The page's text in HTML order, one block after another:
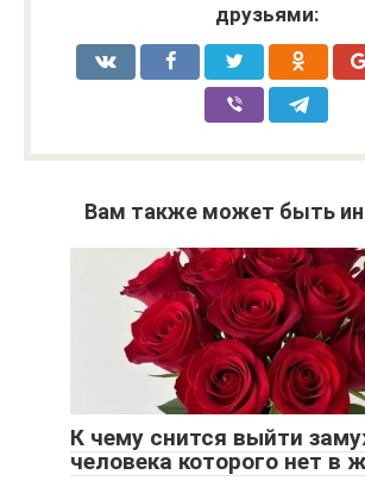
друзьями:
Вам также может быть
К чему снится выйти
человека которого нет в